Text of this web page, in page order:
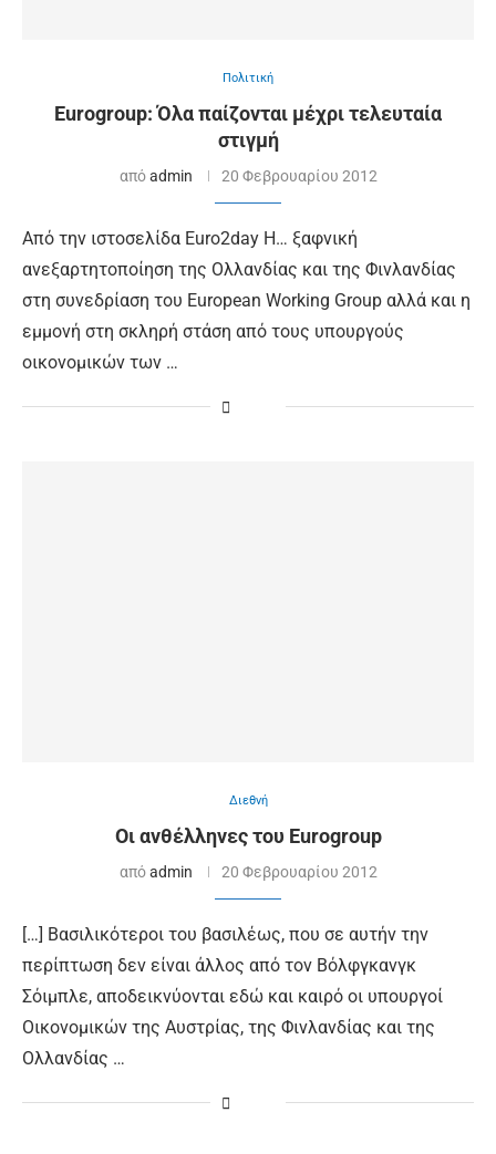
Πολιτική
Eurogroup: Όλα παίζονται μέχρι τελευταία
στιγμή
απόadmin 20 Φεβρουαρίου 2012
Από την ιστοσελίδα Euro2day Η… ξαφνική
ανεξαρτητοποίηση της Ολλανδίας και της Φινλανδίας
στη συνεδρίαση του European Working Group αλλά και η
εμμονή στη σκληρή στάση από τους υπουργούς
οικονομικών των …
Διεθνή
Οι ανθέλληνες του Eurogroup
απόadmin 20 Φεβρουαρίου 2012
[…] Βασιλικότεροι του βασιλέως, που σε αυτήν την
περίπτωση δεν είναι άλλος από τον Βόλφγκανγκ
Σόιμπλε, αποδεικνύονται εδώ και καιρό οι υπουργοί
Οικονομικών της Αυστρίας, της Φινλανδίας και της
Ολλανδίας …